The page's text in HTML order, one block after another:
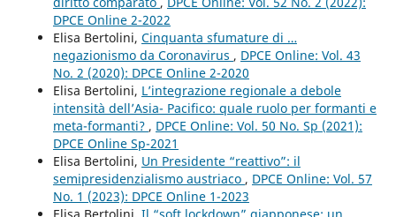
DPCE Online 2-2022
Elisa Bertolini, Cinquanta sfumature di …
negazionismo da Coronavirus , DPCE Online: Vol. 43
No. 2 (2020): DPCE Online 2-2020
Elisa Bertolini, L’integrazione regionale a debole
intensità dell’Asia- Pacifico: quale ruolo per formanti e
meta-formanti? , DPCE Online: Vol. 50 No. Sp (2021):
DPCE Online Sp-2021
Elisa Bertolini, Un Presidente “reattivo”: il
semipresidenzialismo austriaco , DPCE Online: Vol. 57
No. 1 (2023): DPCE Online 1-2023